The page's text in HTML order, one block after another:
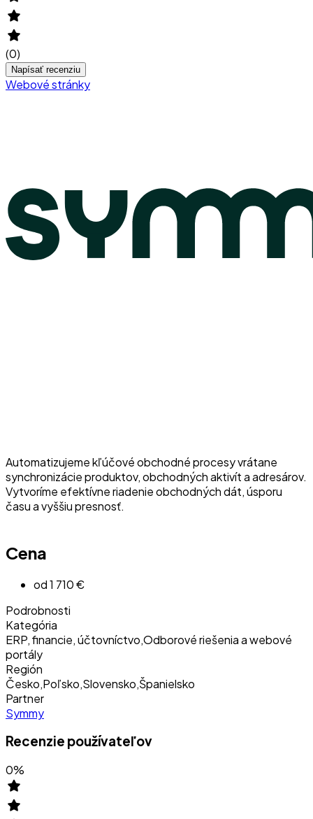
(0)
Napísať recenziu
Webové stránky
Automatizujeme kľúčové obchodné procesy vrátane
synchronizácie produktov, obchodných aktivít a adresárov.
Vytvoríme efektívne riadenie obchodných dát, úsporu
času a vyššiu presnosť.
Cena
od 1 710 €
Podrobnosti
Kategória
ERP, financie, účtovníctvo,Odborové riešenia a webové
portály
Región
Česko,Poľsko,Slovensko,Španielsko
Partner
Symmy
Recenzie používateľov
0%